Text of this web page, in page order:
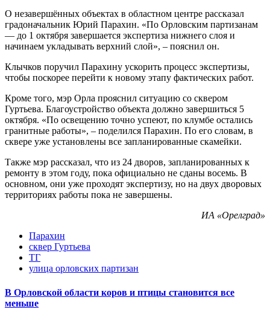
О незавершённых объектах в областном центре рассказал
градоначальник Юрий Парахин. «По Орловским партизанам
— до 1 октября завершается экспертиза нижнего слоя и
начинаем укладывать верхний слой», – пояснил он.
Клычков поручил Парахину ускорить процесс экспертизы,
чтобы поскорее перейти к новому этапу фактических работ.
Кроме того, мэр Орла прояснил ситуацию со сквером
Гуртьева. Благоустройство объекта должно завершиться 5
октября. «По освещению точно успеют, по клумбе остались
гранитные работы», – поделился Парахин. По его словам, в
сквере уже установлены все запланированные скамейки.
Также мэр рассказал, что из 24 дворов, запланированных к
ремонту в этом году, пока официально не сданы восемь. В
основном, они уже проходят экспертизу, но на двух дворовых
территориях работы пока не завершены.
ИА «Орелград»
Парахин
сквер Гуртьева
ТГ
улица орловских партизан
В Орловской области коров и птицы становится все
меньше